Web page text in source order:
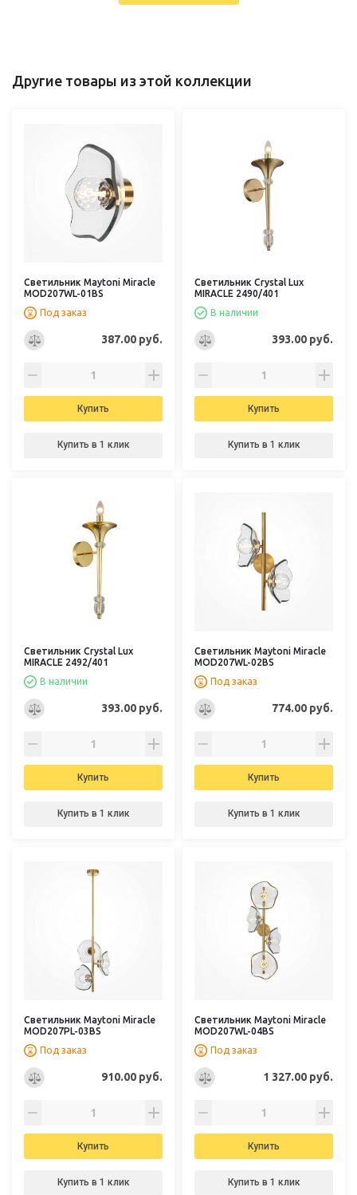
Другие товары из этой коллекции
Светильник Maytoni Miracle
MOD207WL-01BS
Под заказ
387.00 руб.
Купить
Купить в 1 клик
Светильник Crystal Lux
MIRACLE 2490/401
В наличии
393.00 руб.
Купить
Купить в 1 клик
Светильник Crystal Lux
MIRACLE 2492/401
В наличии
393.00 руб.
Купить
Купить в 1 клик
Светильник Maytoni Miracle
MOD207WL-02BS
Под заказ
774.00 руб.
Купить
Купить в 1 клик
Светильник Maytoni Miracle
MOD207PL-03BS
Под заказ
910.00 руб.
Купить
Купить в 1 клик
Светильник Maytoni Miracle
MOD207WL-04BS
Под заказ
1 327.00 руб.
Купить
Купить в 1 клик